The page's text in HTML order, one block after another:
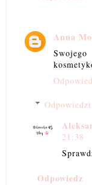
Anna
Odpowiedzi
21:38
Odpowiedz